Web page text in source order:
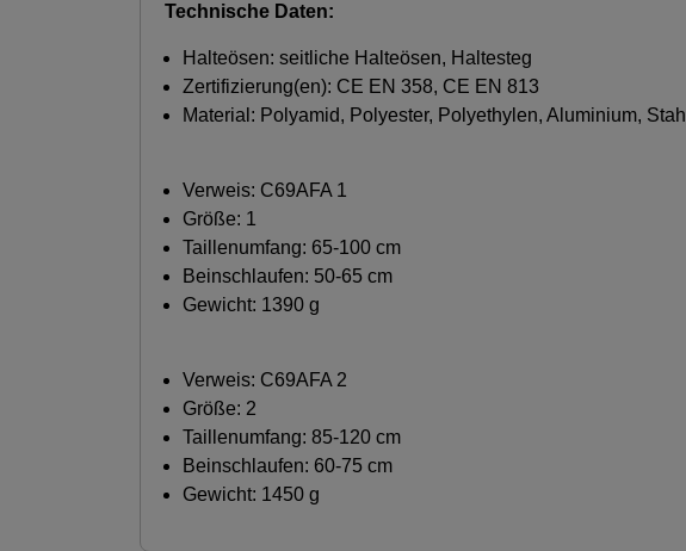
Technische Daten:
Halteösen: seitliche Halteösen, Haltesteg
Zertifizierung(en): CE EN 358, CE EN 813
Material: Polyamid, Polyester, Polyethylen, Aluminium, Stahl
Verweis: C69AFA 1
Größe: 1
Taillenumfang: 65-100 cm
Beinschlaufen: 50-65 cm
Gewicht: 1390 g
Verweis: C69AFA 2
Größe: 2
Taillenumfang: 85-120 cm
Beinschlaufen: 60-75 cm
Gewicht: 1450 g